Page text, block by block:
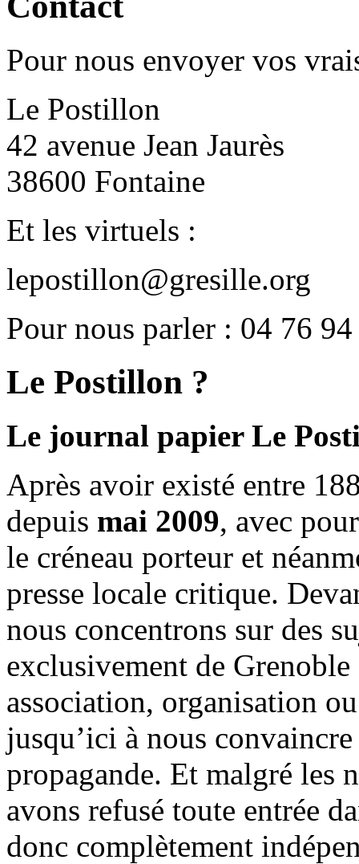
Pour nous envoyer vos
Le Postillon
42 avenue Jean Jaurès
38600 Fontaine
Et les virtuels :
lepostillon@gresille.org
Pour nous parler : 04 76
Le Postillon ?
Le journal papier Le
Après avoir existé entre
depuis mai 2009, avec
le créneau porteur et
presse locale critique.
nous concentrons sur des
exclusivement de
association, organisation
jusqu’ici à nous
propagande. Et malgré les
avons refusé toute entrée
donc complètement